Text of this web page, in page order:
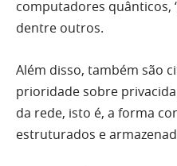
computadores quânticos,
dentre outros.
Além disso, também são
prioridade sobre
da rede, isto é, a forma
estruturados e